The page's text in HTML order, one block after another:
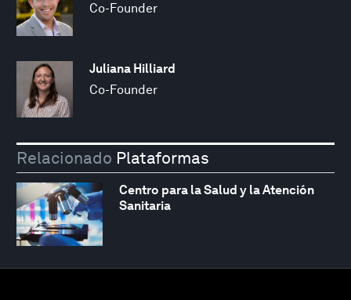
Co-Founder
Juliana Hilliard
Co-Founder
Relacionado Plataformas
Centro para la Salud y la Atención
Sanitaria